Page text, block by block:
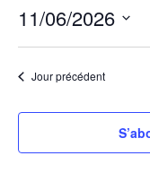
juin
2026
11/06/2026
date.Jour précédent